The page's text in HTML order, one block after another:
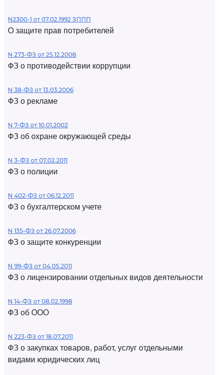
N2300-1 от 07.02.1992 ЗППП
О защите прав потребителей
N 273-ФЗ от 25.12.2008
ФЗ о противодействии коррупции
N 38-ФЗ от 13.03.2006
ФЗ о рекламе
N 7-ФЗ от 10.01.2002
ФЗ об охране окружающей среды
N 3-ФЗ от 07.02.2011
ФЗ о полиции
N 402-ФЗ от 06.12.2011
ФЗ о бухгалтерском учете
N 135-ФЗ от 26.07.2006
ФЗ о защите конкуренции
N 99-ФЗ от 04.05.2011
ФЗ о лицензировании отдельных видов деятельности
N 14-ФЗ от 08.02.1998
ФЗ об ООО
N 223-ФЗ от 18.07.2011
ФЗ о закупках товаров, работ, услуг отдельными
видами юридических лиц